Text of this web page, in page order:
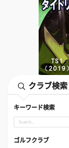
クラブ検索
キーワード検索
ゴルフクラブ